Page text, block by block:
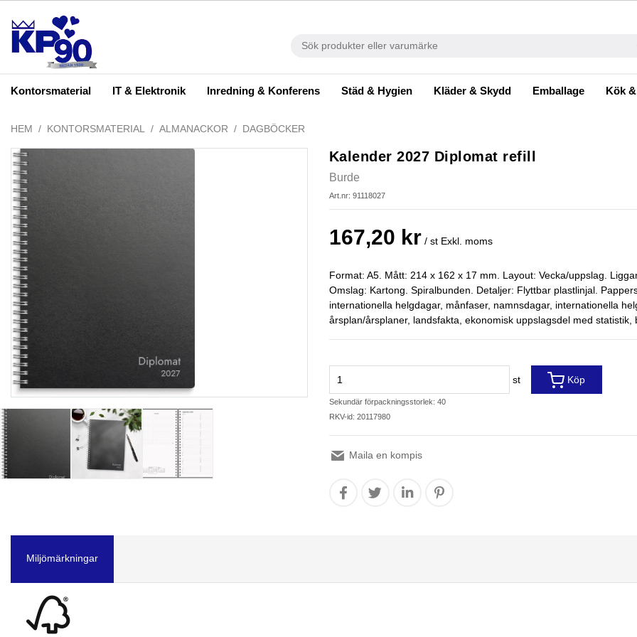
Kontorsmaterial IT & Elektronik Inredning & Konferens Städ & Hygien Kläder & Skydd Emballage Kök
HEM KONTORSMATERIAL ALMANACKOR DAGBÖCKER
Kalender 2027 Diplomat refill
Burde
Art.nr: 91118027
167,20 kr / st Exkl. moms
Format: A5. Mått: 214 x 162 x 17 mm. Layout: Vecka/uppslag.
Omslag: Kartong. Spiralbunden. Detaljer: Flyttbar plastlinjal.
internationella helgdagar, månfaser, namnsdagar, internationella
årsplan/årsplaner, landsfakta, ekonomisk uppslagsdel med
st
Sekundär förpackningsstorlek: 40
RKV-id: 20117980
Köp
Maila en kompis
Miljömärkningar